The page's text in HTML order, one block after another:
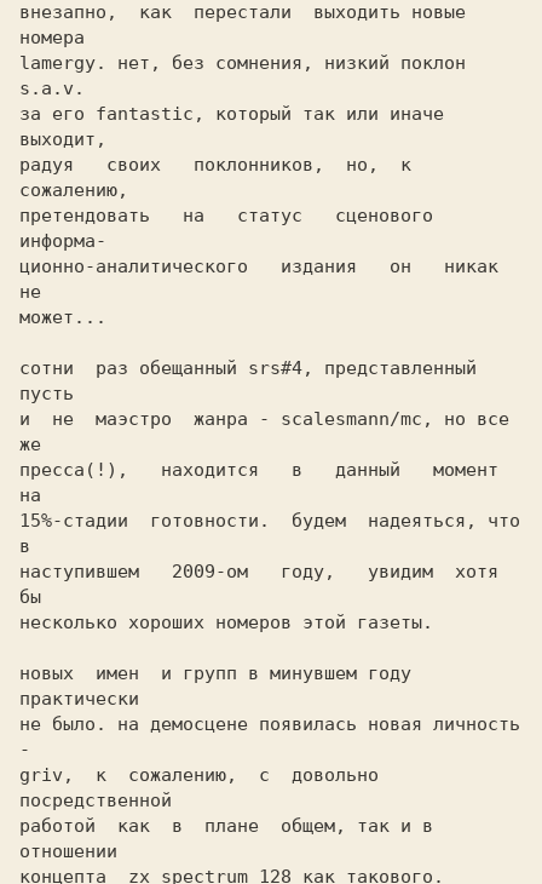
внезапно,  как  перестали  выходить новые
номера
lamergy. нет, без сомнения, низкий поклон
s.a.v.
за его fantastic, который так или иначе
выходит,
радуя   своих   поклонников,  но,  к
сожалению,
претендовать   на   статус   сценового
информа-
ционно-аналитического   издания   он   никак
не
может...
сотни  раз обещанный srs#4, представленный
пусть
и  не  маэстро  жанра - scalesmann/mc, но все
же
пресса(!),   находится   в   данный   момент
на
15%-стадии  готовности.  будем  надеяться, что
в
наступившем   2009-ом   году,   увидим  хотя
бы
несколько хороших номеров этой газеты.
новых  имен  и групп в минувшем году
практически
не было. на демосцене появилась новая личность
-
griv,  к  сожалению,  с  довольно
посредственной
работой  как  в  плане  общем, так и в
отношении
концепта  zx spectrum 128 как такового.